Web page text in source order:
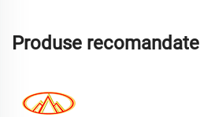
Produse recomandate